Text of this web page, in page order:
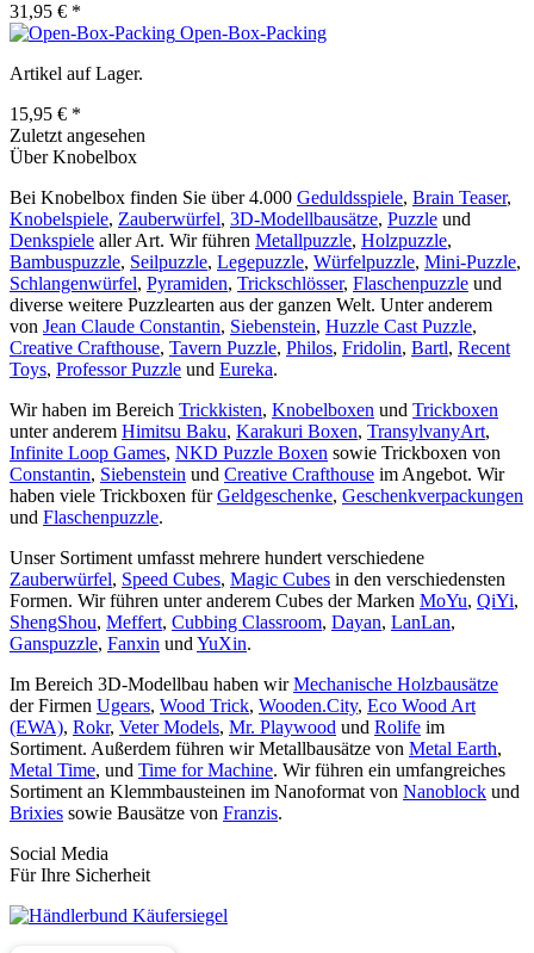
31,95 € *
Open-Box-Packing
Artikel auf Lager.
15,95 € *
Zuletzt angesehen
Über Knobelbox
Bei Knobelbox finden Sie über 4.000 Geduldsspiele, Brain Teaser,
Knobelspiele, Zauberwürfel, 3D-Modellbausätze, Puzzle und
Denkspiele aller Art. Wir führen Metallpuzzle, Holzpuzzle,
Bambuspuzzle, Seilpuzzle, Legepuzzle, Würfelpuzzle, Mini-Puzzle,
Schlangenwürfel, Pyramiden, Trickschlösser, Flaschenpuzzle und
diverse weitere Puzzlearten aus der ganzen Welt. Unter anderem
von Jean Claude Constantin, Siebenstein, Huzzle Cast Puzzle,
Creative Crafthouse, Tavern Puzzle, Philos, Fridolin, Bartl, Recent
Toys, Professor Puzzle und Eureka.
Wir haben im Bereich Trickkisten, Knobelboxen und Trickboxen
unter anderem Himitsu Baku, Karakuri Boxen, TransylvanyArt,
Infinite Loop Games, NKD Puzzle Boxen sowie Trickboxen von
Constantin, Siebenstein und Creative Crafthouse im Angebot. Wir
haben viele Trickboxen fürGeldgeschenke, Geschenkverpackungen
und Flaschenpuzzle.
Unser Sortiment umfasst mehrere hundert verschiedene
Zauberwürfel, Speed Cubes, Magic Cubes in den verschiedensten
Formen. Wir führen unter anderem Cubes der Marken MoYu, QiYi,
ShengShou, Meffert, Cubbing Classroom, Dayan, LanLan,
Ganspuzzle, Fanxin und YuXin.
Im Bereich 3D-Modellbau haben wirMechanische Holzbausätze
der Firmen Ugears, Wood Trick, Wooden.City, Eco Wood Art
(EWA), Rokr, Veter Models, Mr. Playwood und Rolife im
Sortiment. Außerdem führen wir Metallbausätze von Metal Earth,
Metal Time, und Time for Machine. Wir führen ein umfangreiches
Sortiment an Klemmbausteinen im Nanoformat von Nanoblock und
Brixies sowie Bausätze von Franzis.
Social Media
Für Ihre Sicherheit